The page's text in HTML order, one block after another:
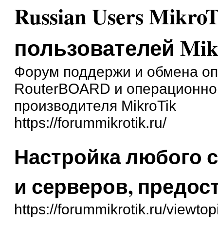
Russian Users
пользователей
Форум поддержи и обмена
RouterBOARD и
производителя MikroTik
https://forummikrotik.ru/
Настройка любого
и серверов,
https://forummikrotik.ru/